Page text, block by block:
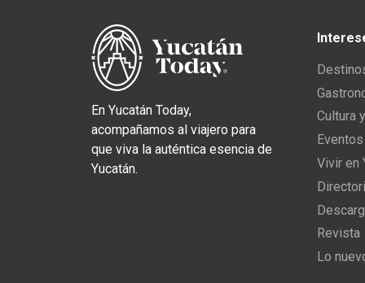
En Yucatán Today,
acompañamos al viajero para
que viva la auténtica esencia de
Yucatán.
Cultura
Vivir en
Revista
Lo